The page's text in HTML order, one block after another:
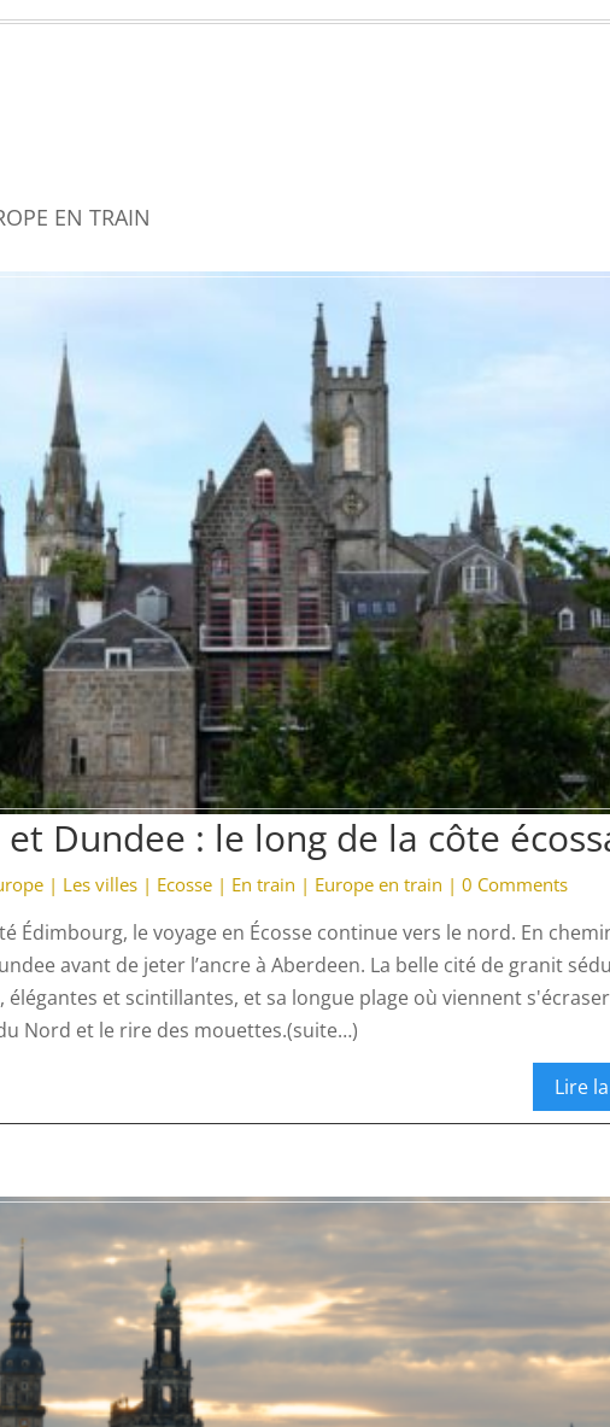
EN TRAIN
Dundee : le long de la côte
| Les villes | Ecosse | En train | Europe en train | 0 Comments
Édimbourg, le voyage en Écosse continue vers le nord. En
avant de jeter l’ancre à Aberdeen. La belle cité de granit
élégantes et scintillantes, et sa longue plage où viennent
Nord et le rire des mouettes.(suite…)
Lire